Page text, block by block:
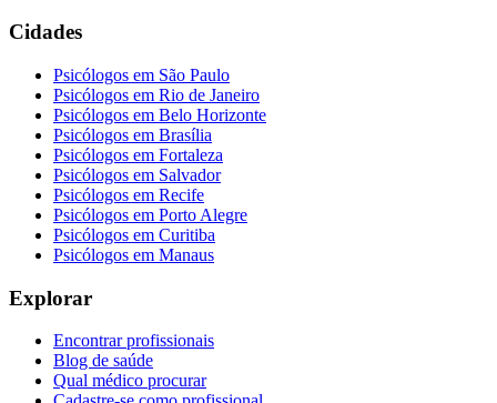
Cidades
Psicólogos em São Paulo
Psicólogos em Rio de Janeiro
Psicólogos em Belo Horizonte
Psicólogos em Brasília
Psicólogos em Fortaleza
Psicólogos em Salvador
Psicólogos em Recife
Psicólogos em Porto Alegre
Psicólogos em Curitiba
Psicólogos em Manaus
Explorar
Encontrar profissionais
Blog de saúde
Qual médico procurar